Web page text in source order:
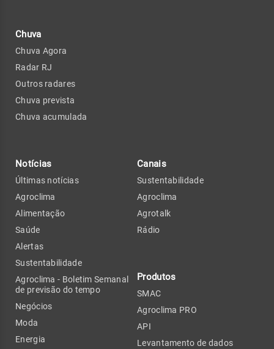
Chuva
Chuva Agora
Radar RJ
Outros radares
Chuva prevista
Chuva acumulada
Notícias
Últimas notícias
Agroclima
Alimentação
Saúde
Alertas
Sustentabilidade
Agroclima - Boletim Semanal
de previsão do tempo
Negócios
Moda
Energia
Canais
Sustentabilidade
Agroclima
Agrotalk
Rádio
Produtos
SMAC
Agroclima PRO
API
Levantamento de dados